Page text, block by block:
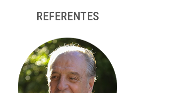
REFERENTES